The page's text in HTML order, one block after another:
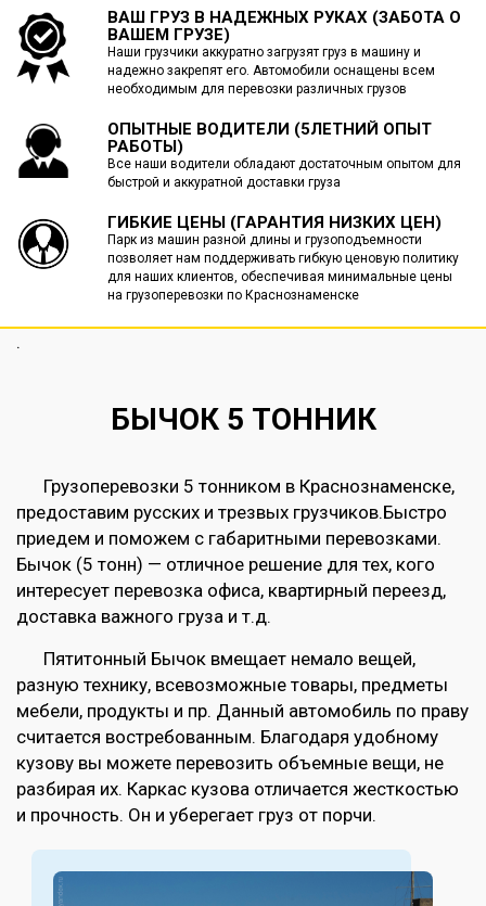
ВАШ ГРУЗ В НАДЕЖНЫХ РУКАХ (ЗАБОТА О
ВАШЕМ ГРУЗЕ)
Наши грузчики аккуратно загрузят груз в машину и
надежно закрепят его. Автомобили оснащены всем
необходимым для перевозки различных грузов
ОПЫТНЫЕ ВОДИТЕЛИ (5ЛЕТНИЙ ОПЫТ
РАБОТЫ)
Все наши водители обладают достаточным опытом для
быстрой и аккуратной доставки груза
ГИБКИЕ ЦЕНЫ (ГАРАНТИЯ НИЗКИХ ЦЕН)
Парк из машин разной длины и грузоподъемности
позволяет нам поддерживать гибкую ценовую политику
для наших клиентов, обеспечивая минимальные цены
на грузоперевозки по Краснознаменске
.
БЫЧОК 5 ТОННИК
Грузоперевозки 5 тонником в Краснознаменске,
предоставим русских и трезвых грузчиков.Быстро
приедем и поможем с габаритными перевозками.
Бычок (5 тонн) — отличное решение для тех, кого
интересует перевозка офиса, квартирный переезд,
доставка важного груза и т.д.
Пятитонный Бычок вмещает немало вещей,
разную технику, всевозможные товары, предметы
мебели, продукты и пр. Данный автомобиль по праву
считается востребованным. Благодаря удобному
кузову вы можете перевозить объемные вещи, не
разбирая их. Каркас кузова отличается жесткостью
и прочность. Он и уберегает груз от порчи.